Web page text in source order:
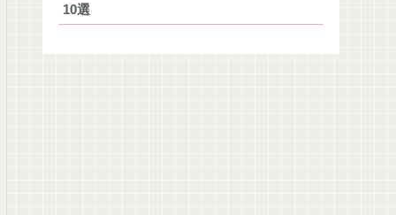
10選